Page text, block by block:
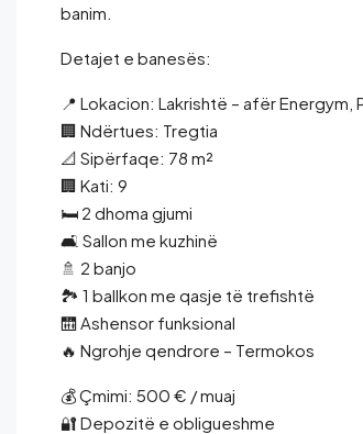
banim.
Detajet e banesës:
📍 Lokacion: Lakrishtë – afër Energym,
🏢 Ndërtues: Tregtia
📐 Sipërfaqe: 78 m²
🏢 Kati: 9
🛏️ 2 dhoma gjumi
🛋️ Sallon me kuzhinë
🚿 2 banjo
🏞️ 1 ballkon me qasje të trefishtë
🛗 Ashensor funksional
🔥 Ngrohje qendrore – Termokos
💰 Çmimi: 500 € / muaj
🔐 Depozitë e obligueshme